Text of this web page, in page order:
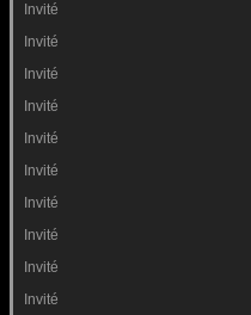
Invité
Invité
Invité
Invité
Invité
Invité
Invité
Invité
Invité
Invité